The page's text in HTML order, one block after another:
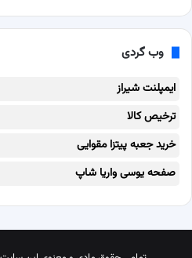
وب گردی
ایمپلنت شیراز
ترخیص کالا
خرید جعبه پیتزا مقوایی
صفحه یوسی واریا شاپ